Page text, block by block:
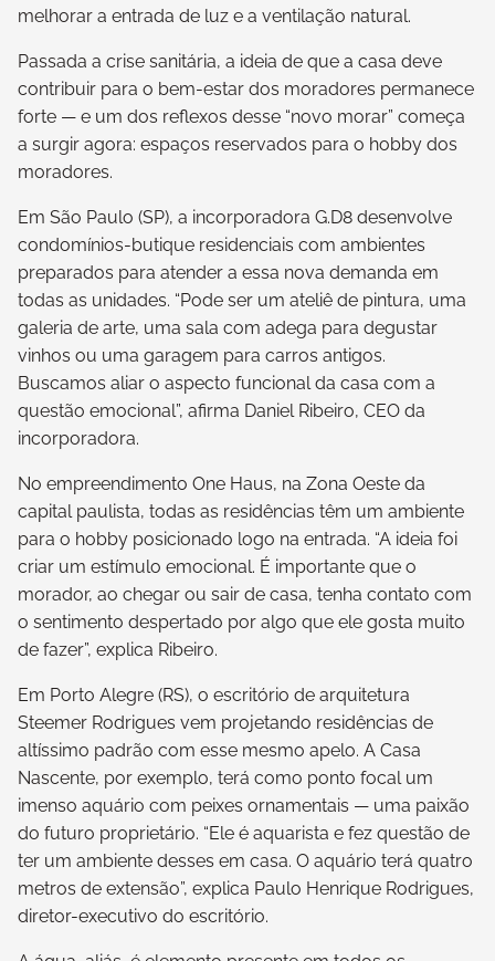
melhorar a entrada de luz e a ventilação natural.
Passada a crise sanitária, a ideia de que a casa deve
contribuir para o bem-estar dos moradores permanece
forte — e um dos reflexos desse “novo morar” começa
a surgir agora: espaços reservados para o hobby dos
moradores.
Em São Paulo (SP), a incorporadora G.D8 desenvolve
condomínios-butique residenciais com ambientes
preparados para atender a essa nova demanda em
todas as unidades. “Pode ser um ateliê de pintura, uma
galeria de arte, uma sala com adega para degustar
vinhos ou uma garagem para carros antigos.
Buscamos aliar o aspecto funcional da casa com a
questão emocional”, afirma Daniel Ribeiro, CEO da
incorporadora.
No empreendimento One Haus, na Zona Oeste da
capital paulista, todas as residências têm um ambiente
para o hobby posicionado logo na entrada. “A ideia foi
criar um estímulo emocional. É importante que o
morador, ao chegar ou sair de casa, tenha contato com
o sentimento despertado por algo que ele gosta muito
de fazer”, explica Ribeiro.
Em Porto Alegre (RS), o escritório de arquitetura
Steemer Rodrigues vem projetando residências de
altíssimo padrão com esse mesmo apelo. A Casa
Nascente, por exemplo, terá como ponto focal um
imenso aquário com peixes ornamentais — uma paixão
do futuro proprietário. “Ele é aquarista e fez questão de
ter um ambiente desses em casa. O aquário terá quatro
metros de extensão”, explica Paulo Henrique Rodrigues,
diretor-executivo do escritório.